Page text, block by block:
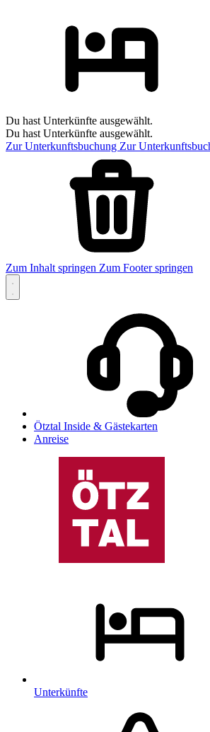
Du hast Unterkünfte ausgewählt.
Du hast Unterkünfte ausgewählt.
Zur Unterkunftsbuchung Zur
Zum Inhalt springen Zum Footer springen
Ötztal Inside & Gästekarten
Anreise
Unterkünfte